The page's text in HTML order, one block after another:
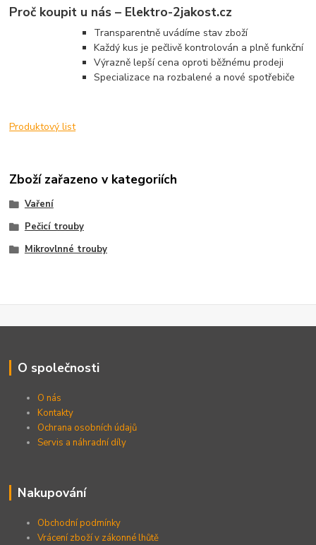
Proč koupit u nás – Elektro-2jakost.cz
Transparentně uvádíme stav zboží
Každý kus je pečlivě kontrolován a plně funkční
Výrazně lepší cena oproti běžnému prodeji
Specializace na rozbalené a nové spotřebiče
Produktový list
Zboží zařazeno v kategoriích
Vaření
Pečicí trouby
Mikrovlnné trouby
O společnosti
O nás
Kontakty
Ochrana osobních údajů
Servis a náhradní díly
Nakupování
Obchodní podmínky
Vrácení zboží v zákonné lhůtě